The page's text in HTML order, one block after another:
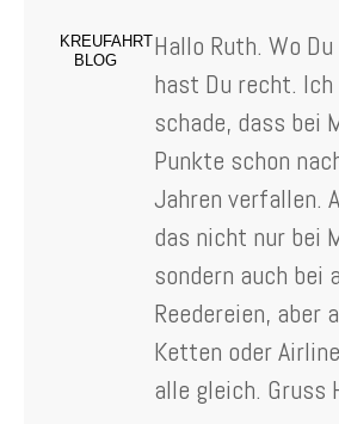
KREUFAHRT
BLOG
Hallo Ruth. Wo
hast Du recht.
schade, dass bei
Punkte schon
Jahren verfallen.
das nicht nur bei
sondern auch bei
Reedereien, aber
Ketten oder
alle gleich. Gruss